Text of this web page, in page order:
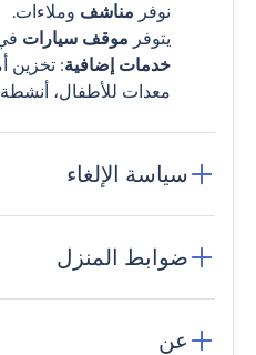
نوفر مناشف وملاءات.
يتوفر موقف سيارات
خدمات إضافية: تخزين
معدات للأطفال، أنشطة
سياسة الإلغاء
ضوابط المنزل
عن